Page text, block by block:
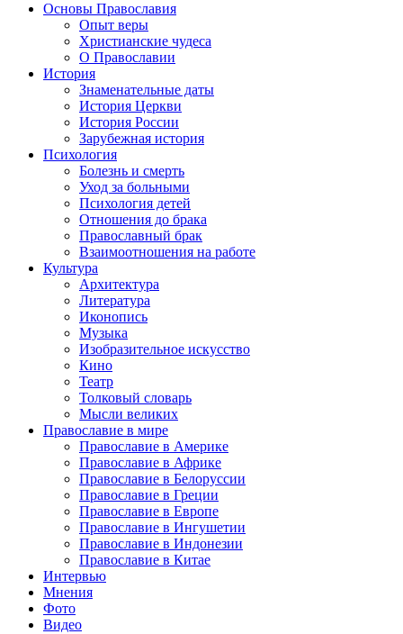
Основы Православия
Опыт веры
Христианские чудеса
О Православии
История
Знаменательные даты
История Церкви
История России
Зарубежная история
Психология
Болезнь и смерть
Уход за больными
Психология детей
Отношения до брака
Православный брак
Взаимоотношения на работе
Культура
Архитектура
Литература
Иконопись
Музыка
Изобразительное искусство
Кино
Театр
Толковый словарь
Мысли великих
Православие в мире
Православие в Америке
Православие в Африке
Православие в Белоруссии
Православие в Греции
Православие в Европе
Православие в Ингушетии
Православие в Индонезии
Православие в Китае
Интервью
Мнения
Фото
Видео